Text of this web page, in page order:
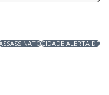
CIDADE ALERTA DF